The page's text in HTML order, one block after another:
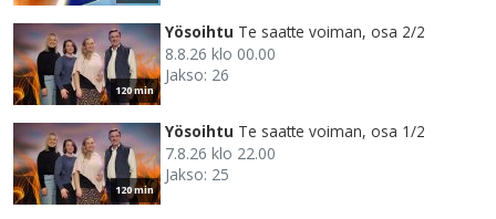
120 min
Yösoihtu Te saatte voiman, osa 2/2
8.8.26 klo 00.00
Jakso: 26
120 min
Yösoihtu Te saatte voiman, osa 1/2
7.8.26 klo 22.00
Jakso: 25